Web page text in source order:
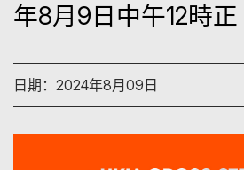
年8月9日中午12時正
日期：2024年8月09日